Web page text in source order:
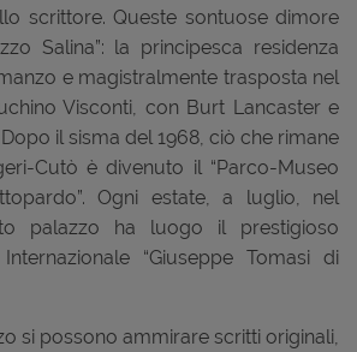
scrittore. Queste sontuose dimore
Salina”: la principesca residenza
e magistralmente trasposta nel
Visconti, con Burt Lancaster e
il sisma del 1968, ciò che rimane
Cutò è divenuto il “Parco-Museo
Ogni estate, a luglio, nel
palazzo ha luogo il prestigioso
“Giuseppe Tomasi di
si possono ammirare scritti originali,